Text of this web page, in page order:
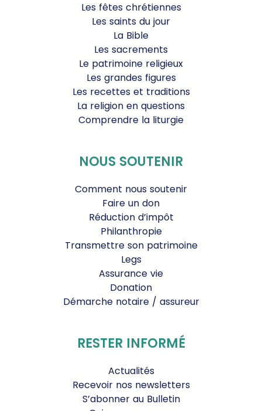
Les fêtes chrétiennes
Les saints du jour
La Bible
Les sacrements
Le patrimoine religieux
Les grandes figures
Les recettes et traditions
La religion en questions
Comprendre la liturgie
NOUS SOUTENIR
Comment nous soutenir
Faire un don
Réduction d’impôt
Philanthropie
Transmettre son patrimoine
Legs
Assurance vie
Donation
Démarche notaire / assureur
RESTER INFORMÉ
Actualités
Recevoir nos newsletters
S’abonner au Bulletin